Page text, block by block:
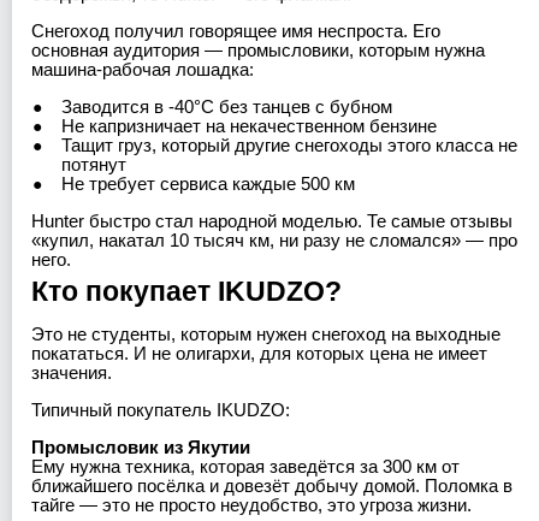
Снегоход получил говорящее имя неспроста. Его
основная аудитория — промысловики, которым нужна
машина-рабочая лошадка:
Заводится в -40°C без танцев с бубном
Не капризничает на некачественном бензине
Тащит груз, который другие снегоходы этого класса не
потянут
Не требует сервиса каждые 500 км
Hunter быстро стал народной моделью. Те самые отзывы
«купил, накатал 10 тысяч км, ни разу не сломался» — про
него.
Кто покупает IKUDZO?
Это не студенты, которым нужен снегоход на выходные
покататься. И не олигархи, для которых цена не имеет
значения.
Типичный покупатель IKUDZO:
Промысловик из Якутии
Ему нужна техника, которая заведётся за 300 км от
ближайшего посёлка и довезёт добычу домой. Поломка в
тайге — это не просто неудобство, это угроза жизни.